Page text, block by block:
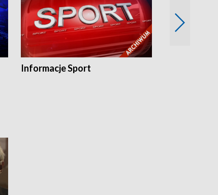
Informacje Sport